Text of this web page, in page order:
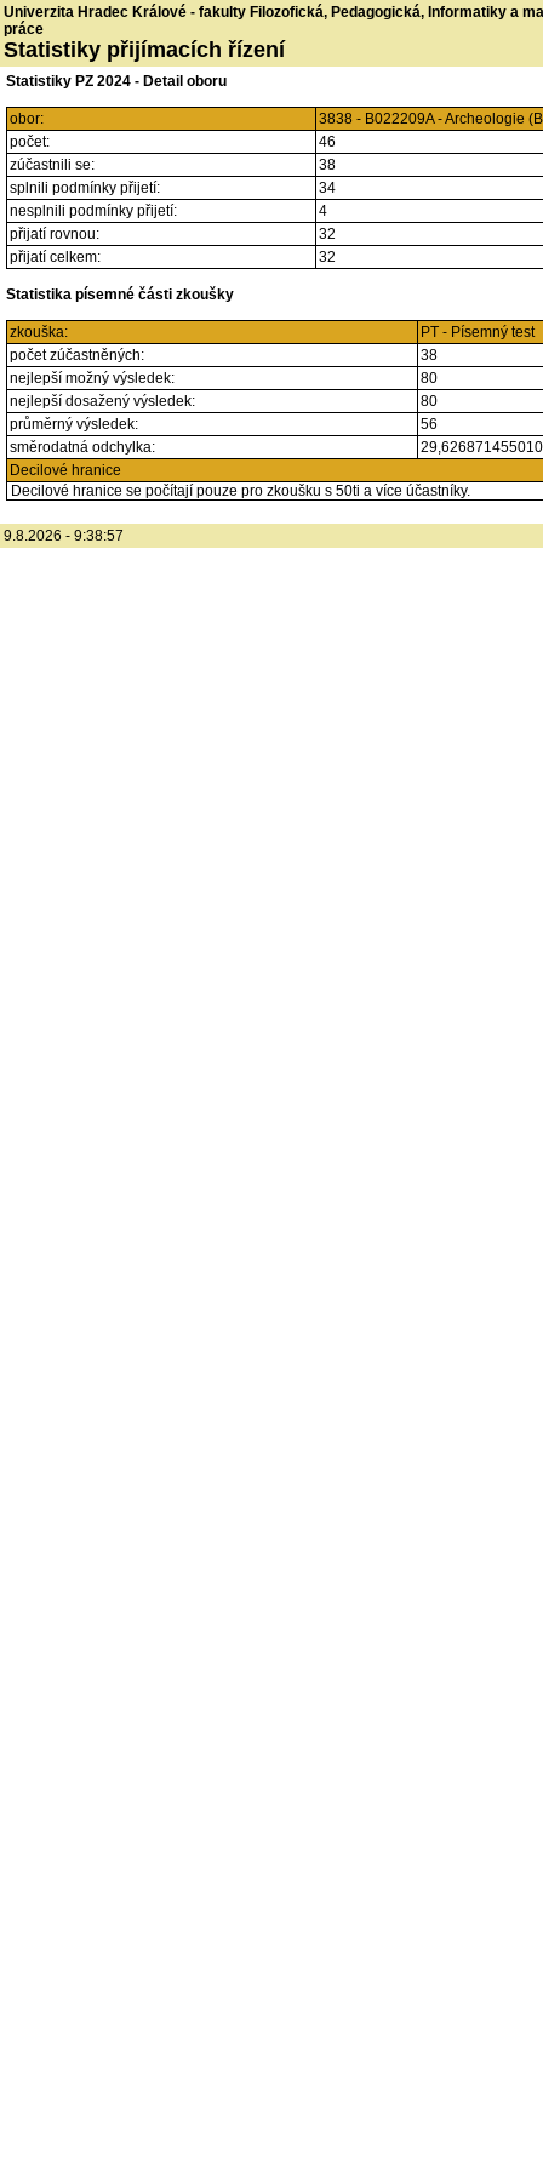
Univerzita Hradec Králové - fakulty Filozofická, Pedagogická, Informatiky a
práce
Statistiky přijímacích řízení
Statistiky PZ 2024 - Detail oboru
obor:
3838 - B022209A - Archeologie
počet:
46
zúčastnili se:
38
splnili podmínky přijetí:
34
nesplnili podmínky přijetí:
4
přijatí rovnou:
32
přijatí celkem:
32
Statistika písemné části zkoušky
zkouška:
PT - Písemný test
počet zúčastněných:
38
nejlepší možný výsledek:
80
nejlepší dosažený výsledek:
80
průměrný výsledek:
56
směrodatná odchylka:
Decilové hranice
Decilové hranice se počítají pouze pro zkoušku s 50ti a více účastníky.
9.8.2026 - 9:38:57